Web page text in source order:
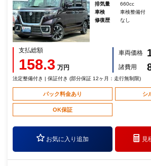
排気量
660cc
車検
車検整備付
修復歴
なし
支払総額
158.3 万円
車両価格
諸費用
法定整備付き | 保証付き (部分保証 12ヶ月：走行無制限)
パック料金あり シ
OK保証
お気に入り追加 見